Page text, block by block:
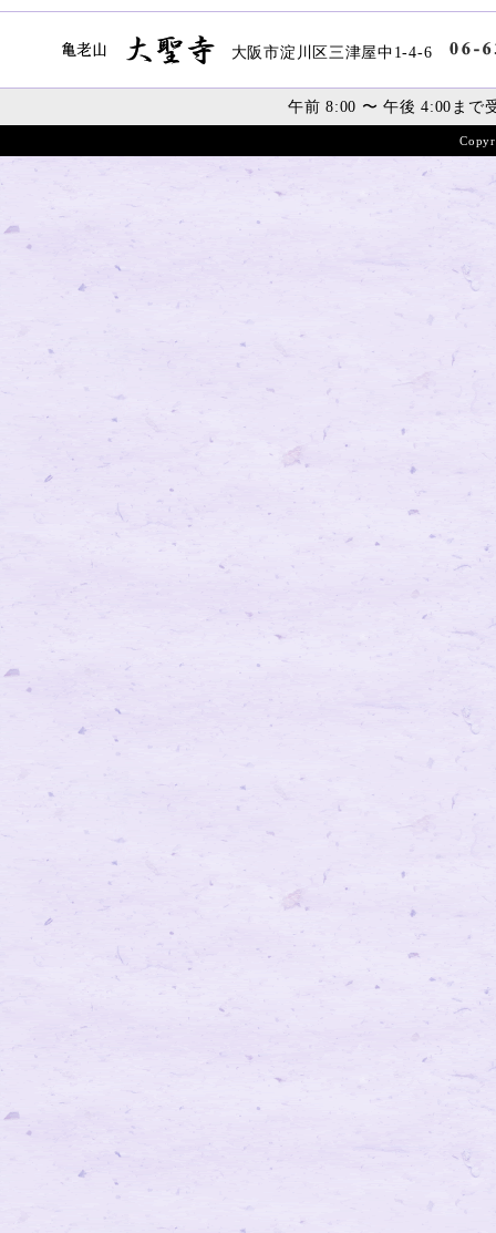
大阪市淀川区三津屋中1-4-6
午前 8:00 〜 午後 4:00 まで